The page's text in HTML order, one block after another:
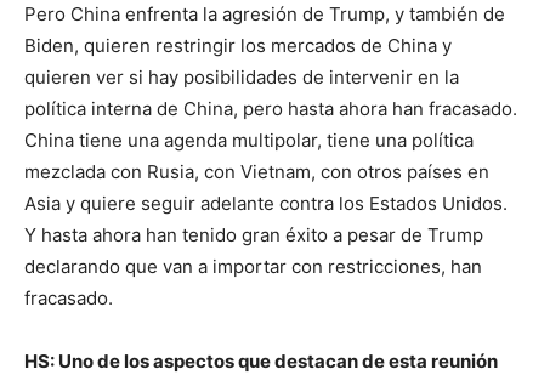
Pero China enfrenta la agresión de Trump, y también de
Biden, quieren restringir los mercados de China y
quieren ver si hay posibilidades de intervenir en la
política interna de China, pero hasta ahora han fracasado.
China tiene una agenda multipolar, tiene una política
mezclada con Rusia, con Vietnam, con otros países en
Asia y quiere seguir adelante contra los Estados Unidos.
Y hasta ahora han tenido gran éxito a pesar de Trump
declarando que van a importar con restricciones, han
fracasado.
HS: Uno de los aspectos que destacan de esta reunión